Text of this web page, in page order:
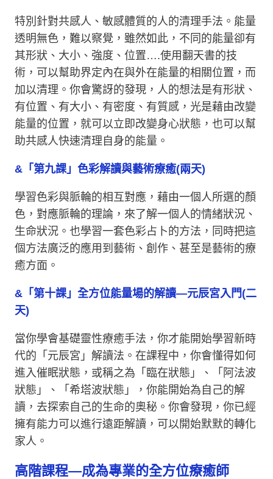
特別針對共感人、敏感體質的人的清理手法。能量
透明無色，難以察覺，雖然如此，不同的能量卻有
其形狀、大小、強度、位置….使用翻天書的技
術，可以幫助界定內在與外在能量的相關位置，而
加以清理。你會驚訝的發現，人的想法是有形狀、
有位置、有大小、有密度、有質感，光是藉由改變
能量的位置，就可以立即改變身心狀態，也可以幫
助共感人快速清理自身的能量。
&「第九課」色彩解讀與藝術療癒(兩天)
學習色彩與脈輪的相互對應，藉由一個人所選的顏
色，對應脈輪的理論，來了解一個人的情緒狀況、
生命狀況。也學習一套色彩占卜的方法，同時把這
個方法廣泛的應用到藝術、創作、甚至是藝術的療
癒方面。
&「第十課」全方位能量場的解讀—元辰宮入門(二
天)
當你學會基礎靈性療癒手法，你才能開始學習新時
代的「元辰宮」解讀法。在課程中，你會懂得如何
進入催眠狀態，或稱之為「臨在狀態」、「阿法波
狀態」、「希塔波狀態」，你能開始為自己的解
讀，去探索自己的生命的奧秘。你會發現，你已經
擁有能力可以進行遠距解讀，可以開始默默的轉化
家人。
高階課程—成為專業的全方位療癒師